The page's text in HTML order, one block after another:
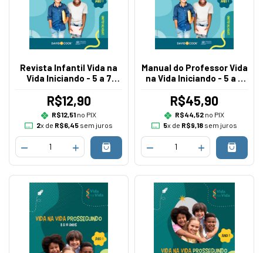
Revista Infantil Vida na
Vida Iniciando - 5 a 7
R$12,90
R$12,51 no PIX
2x de R$6,45sem juros
Manual do Professor Vida
na Vida Iniciando - 5 a 7
R$45,90
R$44,52 no PIX
5x de R$9,18sem juros